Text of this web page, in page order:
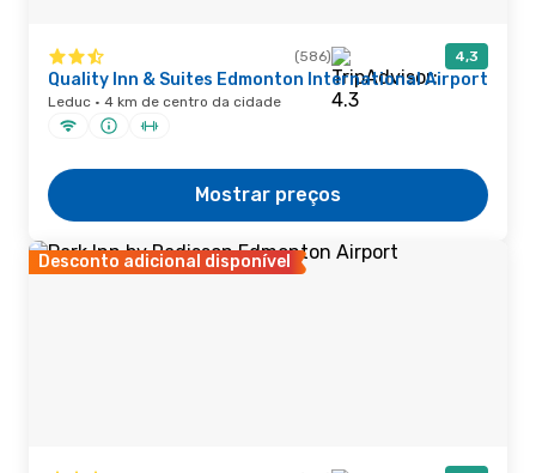
(586) 4,3
Quality Inn & Suites Edmonton International Airport
Leduc · 4 km de centro da cidade
Mostrar preços
Desconto adicional disponível